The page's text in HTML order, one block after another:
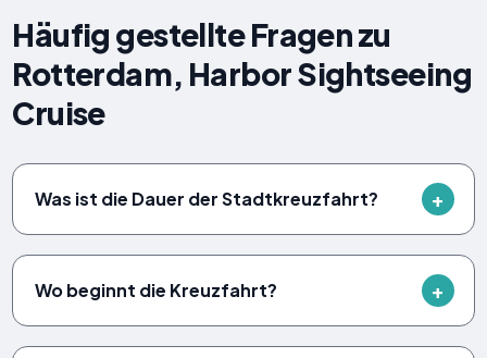
Häufig gestellte Fragen zu
Rotterdam, Harbor Sightseeing
Cruise
Was ist die Dauer der Stadtkreuzfahrt?
Wo beginnt die Kreuzfahrt?